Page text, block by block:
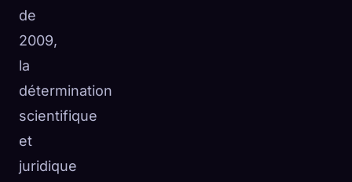
de
2009,
la
détermination
scientifique
et
juridique